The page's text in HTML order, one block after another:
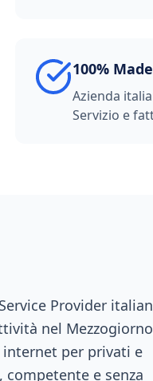
100%
Azienda
Servizio e
Provider
nel
per privati e
e senza